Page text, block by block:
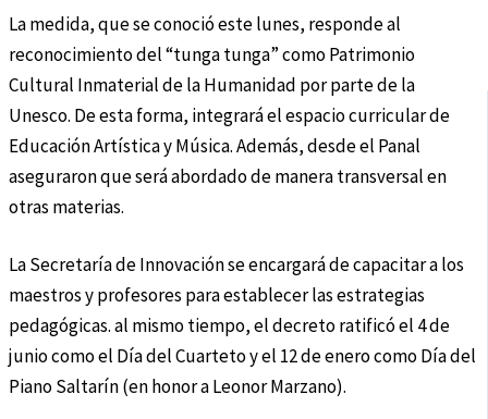
La medida, que se conoció este lunes, responde al
reconocimiento del “tunga tunga” como Patrimonio
Cultural Inmaterial de la Humanidad por parte de la
Unesco. De esta forma, integrará el espacio curricular de
Educación Artística y Música. Además, desde el Panal
aseguraron que será abordado de manera transversal en
otras materias.
La Secretaría de Innovación se encargará de capacitar a los
maestros y profesores para establecer las estrategias
pedagógicas. al mismo tiempo, el decreto ratificó el 4 de
junio como el Día del Cuarteto y el 12 de enero como Día del
Piano Saltarín (en honor a Leonor Marzano).